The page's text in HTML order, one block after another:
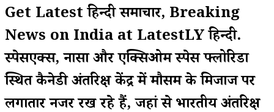
Get Latest हिन्दी समाचार, Breaking
News on India at LatestLY हिन्दी.
स्पेसएक्स, नासा और एक्सिओम स्पेस फ्लोरिडा
स्थित कैनेडी अंतरिक्ष केंद्र में मौसम के मिजाज पर
लगातार नजर रख रहे हैं, जहां से भारतीय अंतरिक्ष